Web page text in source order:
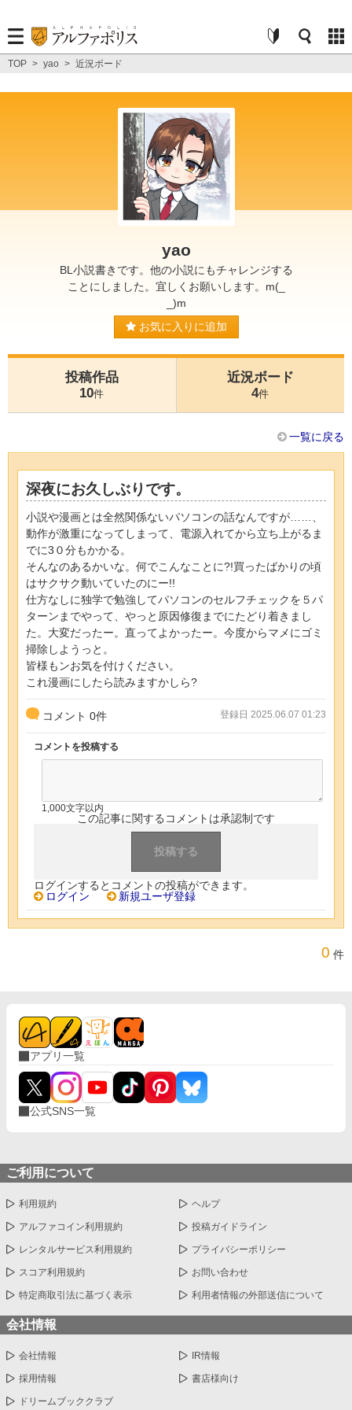
TOP > yao > 近況ボード
yao
BL小説書きです。他の小説にもチャレンジする
ことにしました。宜しくお願いします。m(_
_)m
お気に入りに追加
投稿作品
10件
近況ボード
4件
一覧に戻る
深夜にお久しぶりです。
小説や漫画とは全然関係ないパソコンの話なんですが……、
動作が激重になってしまって、電源入れてから立ち上がるま
でに3０分もかかる。
そんなのあるかいな。何でこんなことに?!買ったばかりの頃
はサクサク動いていたのにー!!
仕方なしに独学で勉強してパソコンのセルフチェックを５パ
ターンまでやって、やっと原因修復までにたどり着きまし
た。大変だったー。直ってよかったー。今度からマメにゴミ
掃除しようっと。
皆様もンお気を付けください。
これ漫画にしたら読みますかしら?
コメント 0件 登録日 2025.06.07 01:23
コメントを投稿する
1,000文字以内
この記事に関するコメントは承認制です
ログインするとコメントの投稿ができます。
ログイン
新規ユーザ登録
0 件
アプリ一覧
公式SNS一覧
ご利用について
利用規約 ヘルプ
アルファコイン利用規約 投稿ガイドライン
レンタルサービス利用規約 プライバシーポリシー
スコア利用規約 お問い合わせ
特定商取引法に基づく表示 利用者情報の外部送信について
会社情報
会社情報 IR情報
採用情報 書店様向け
ドリームブッククラブ